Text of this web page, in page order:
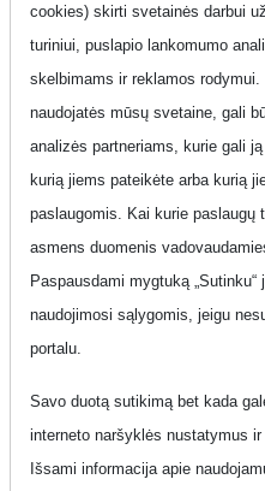
Mobilus Internetas
11 (Neterminuota
Kaip užsisakyti planą
Kaip atsisakyti plano
Pagalba
cookies) skirti svetainės darbui
turiniui, puslapio lankomumo
skelbimams ir reklamos
naudojatės mūsų svetaine, gali
analizės partneriams, kurie gali
kurią jiems pateikėte arba kurią
paslaugomis. Kai kurie paslaugų
asmens duomenis
Paspausdami mygtuką
naudojimosi sąlygomis, jeigu
portalu.
Savo duotą sutikimą bet kada
interneto naršyklės nustatymus
Išsami informacija apie